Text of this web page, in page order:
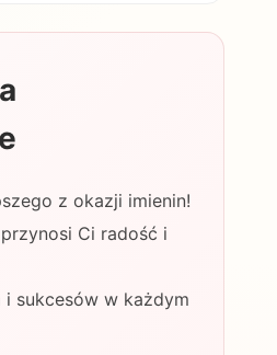
z okazji imienin!
Ci radość i
i sukcesów w każdym